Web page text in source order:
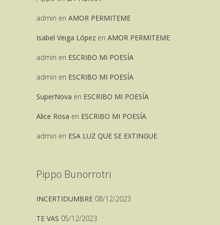
admin en AMOR PERMITEME
Isabel Veiga López en AMOR PERMITEME
admin en ESCRIBO MI POESÍA
admin en ESCRIBO MI POESÍA
SuperNova en ESCRIBO MI POESÍA
Alice Rosa en ESCRIBO MI POESÍA
admin en ESA LUZ QUE SE EXTINGUE
Pippo Bunorrotri
INCERTIDUMBRE 08/12/2023
TE VAS 05/12/2023